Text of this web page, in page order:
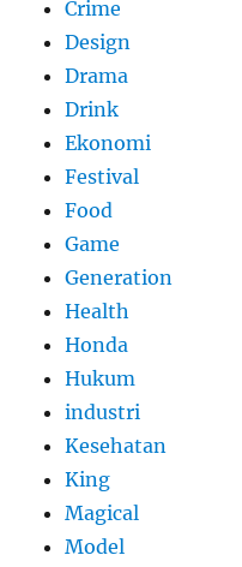
Crime
Design
Drama
Drink
Ekonomi
Festival
Food
Game
Generation
Health
Honda
Hukum
industri
Kesehatan
King
Magical
Model